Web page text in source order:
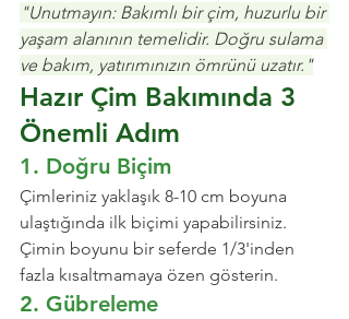
"Unutmayın: Bakımlı bir çim, huzurlu bir
yaşam alanının temelidir. Doğru sulama
ve bakım, yatırımınızın ömrünü uzatır."
Hazır Çim Bakımında 3
Önemli Adım
1. Doğru Biçim
Çimleriniz yaklaşık 8-10 cm boyuna
ulaştığında ilk biçimi yapabilirsiniz.
Çimin boyunu bir seferde 1/3'inden
fazla kısaltmamaya özen gösterin.
2. Gübreleme